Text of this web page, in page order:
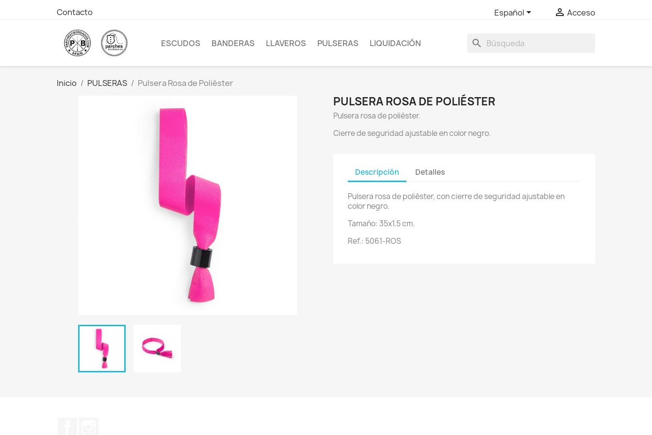
Contacto Español  Acceso
ESCUDOS BANDERAS LLAVEROS PULSERAS LIQUIDACIÓN search
Inicio PULSERAS Pulsera Rosa de Poliéster
PULSERA ROSA DE POLIÉSTER
Pulsera rosa de poliéster.
Cierre de seguridad ajustable en color negro.
Descripción Detalles
Pulsera rosa de poliéster, con cierre de seguridad ajustable en
color negro.
Tamaño: 35x1.5 cm.
Ref.: 5061-ROS